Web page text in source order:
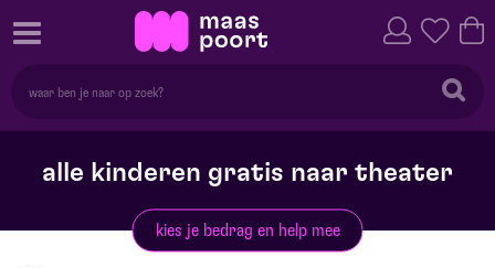
alle kinderen gratis naar theater
kies je bedrag en help mee